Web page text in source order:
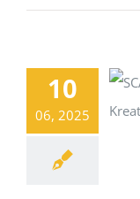
10
06, 2025